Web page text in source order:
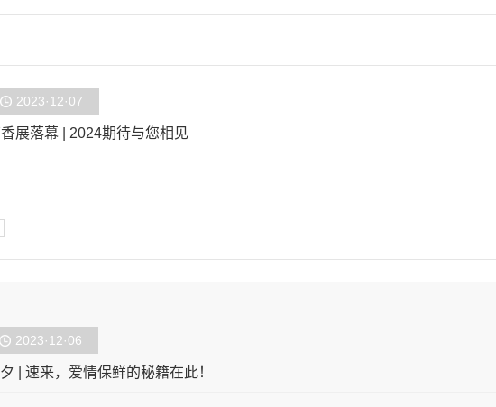
2023·12·07
展落幕 | 2024期待与您相见
2023·12·06
| 速来，爱情保鲜的秘籍在此！